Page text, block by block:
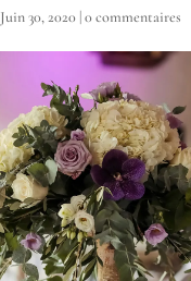
Juin 30, 2020|0 commentaires